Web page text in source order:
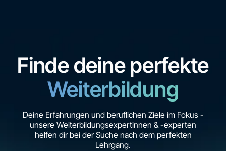
Finde deine perfekte
Weiterbildung
Deine Erfahrungen und beruflichen Ziele im Fokus -
unsere Weiterbildungsexpertinnen & -experten
helfen dir bei der Suche nach dem perfekten
Lehrgang.